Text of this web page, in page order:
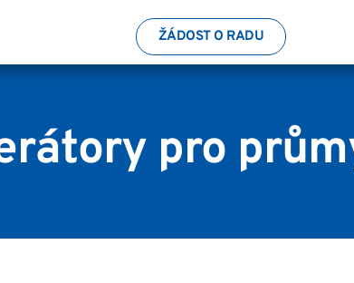
ŽÁDOST O RADU
pro